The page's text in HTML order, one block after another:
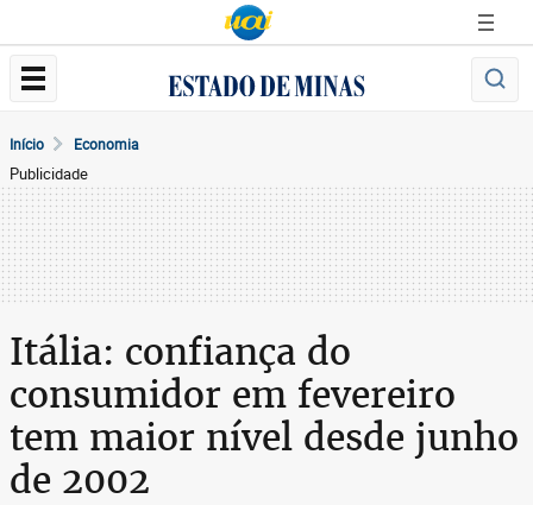
Início Economia
Publicidade
Itália: confiança do
consumidor em fevereiro
tem maior nível desde junho
de 2002